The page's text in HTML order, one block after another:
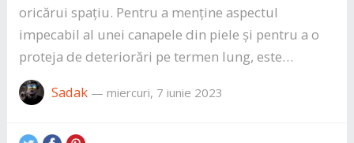
oricărui spațiu. Pentru a menține aspectul
impecabil al unei canapele din piele și pentru a o
proteja de deteriorări pe termen lung, este…
Sadak— miercuri, 7 iunie 2023